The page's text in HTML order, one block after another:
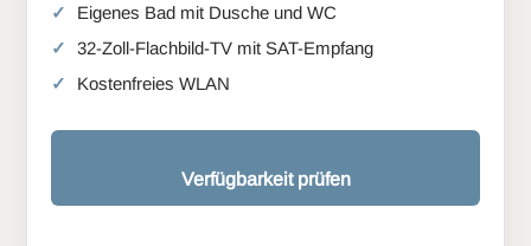
Eigenes Bad mit Dusche und WC
32-Zoll-Flachbild-TV mit SAT-Empfang
Kostenfreies WLAN
Verfügbarkeit prüfen